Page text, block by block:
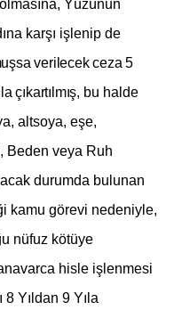
Yüzünün
karşı işlenip de
verilecek ceza 5
çıkartılmış, bu halde
altsoya, eşe,
Beden veya Ruh
durumda bulunan
kamu görevi nedeniyle,
nüfuz kötüye
hisle işlenmesi
8 Yıldan 9 Yıla